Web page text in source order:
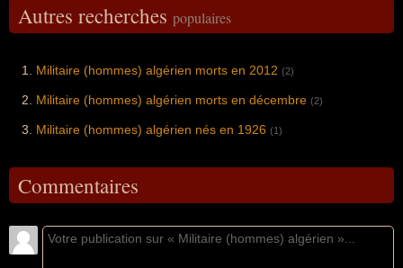
Autres recherches populaires
Militaire (hommes) algérien morts en 2012 (2)
Militaire (hommes) algérien morts en décembre (2)
Militaire (hommes) algérien nés en 1926 (1)
Commentaires